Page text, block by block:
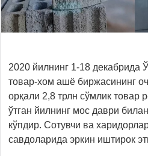
2020 йилнинг 1-18 декабрида
товар-хом ашё биржасининг
орқали 2,8 трлн сўмлик товар
ўтган йилнинг мос даври
кўпдир. Сотувчи ва
савдоларида эркин иштирок